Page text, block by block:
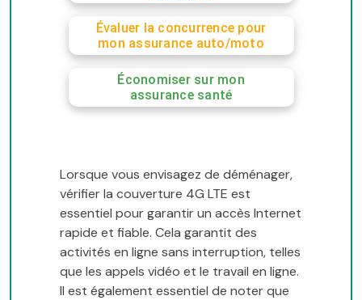
Évaluer la concurrence pour
mon assurance auto/moto
Économiser sur mon
assurance santé
Lorsque vous envisagez de déménager,
vérifier la couverture 4G LTE est
essentiel pour garantir un accès Internet
rapide et fiable. Cela garantit des
activités en ligne sans interruption, telles
que les appels vidéo et le travail en ligne.
Il est également essentiel de noter que